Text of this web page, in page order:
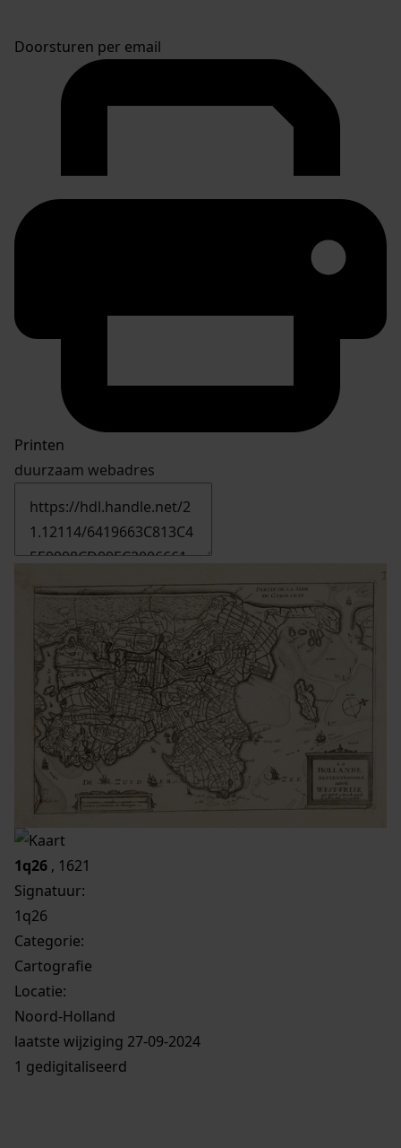
Doorsturen per email
Printen
duurzaam webadres
1q26 , 1621
Signatuur:
1q26
Categorie:
Cartografie
Locatie:
Noord-Holland
laatste wijziging 27-09-2024
1 gedigitaliseerd